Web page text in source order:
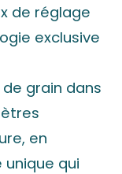
de réglage
exclusive
grain dans
en
qui